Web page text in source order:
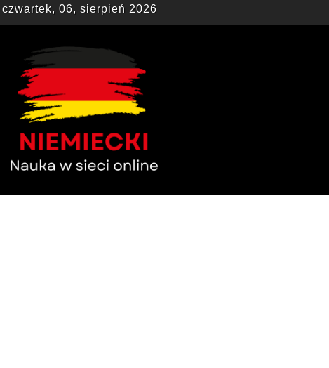
czwartek, 06, sierpień 2026